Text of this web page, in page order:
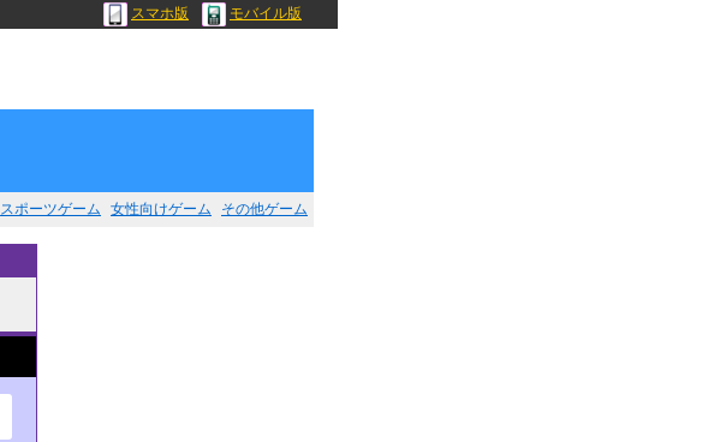
スマホ版 モバイル版
スポーツゲーム 女性向けゲーム その他ゲーム